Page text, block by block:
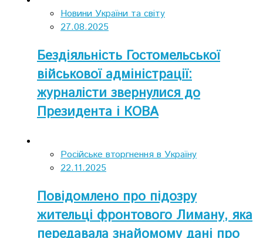
Новини України та світу
27.08.2025
Бездіяльність Гостомельської
військової адміністрації:
журналісти звернулися до
Президента і КОВА
Російське вторгнення в Україну
22.11.2025
Повідомлено про підозру
жительці фронтового Лиману, яка